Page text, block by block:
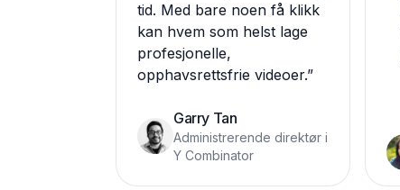
tid. Med bare noen få klikk
kan hvem som helst lage
profesjonelle,
opphavsrettsfrie videoer.”
Garry Tan
Administrerende direktør i
Y Combinator